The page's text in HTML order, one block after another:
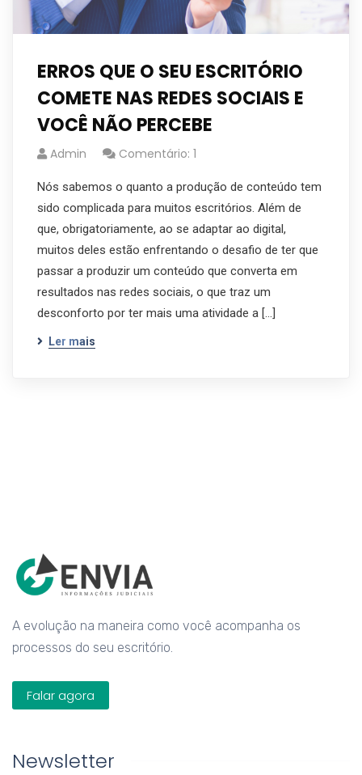
ERROS QUE O SEU ESCRITÓRIO
COMETE NAS REDES SOCIAIS E
VOCÊ NÃO PERCEBE
Admin Comentário: 1
Nós sabemos o quanto a produção de conteúdo tem
sido complicada para muitos escritórios. Além de
que, obrigatoriamente, ao se adaptar ao digital,
muitos deles estão enfrentando o desafio de ter que
passar a produzir um conteúdo que converta em
resultados nas redes sociais, o que traz um
desconforto por ter mais uma atividade a […]
Ler mais
A evolução na maneira como você acompanha os
processos do seu escritório.
Falar agora
Newsletter